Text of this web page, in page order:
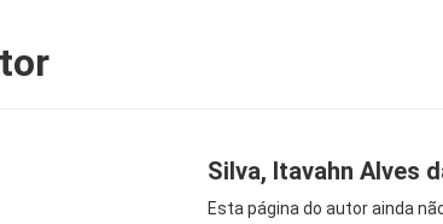
Silva, Itavahn Alves
Esta página do autor ainda